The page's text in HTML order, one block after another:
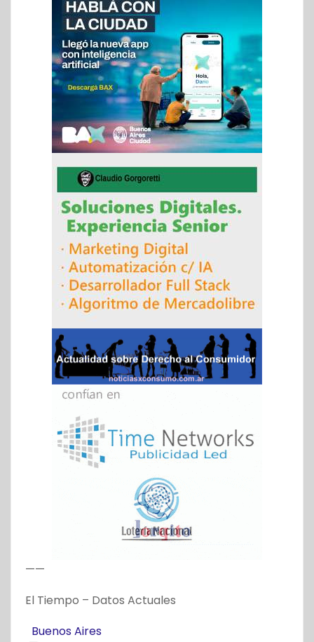
——
El Tiempo – Datos Actuales
Buenos Aires